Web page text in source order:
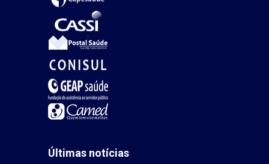
Últimas notícias